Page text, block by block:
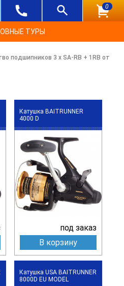
0
ТУРЫ
подшипников 3 x SA-RB + 1RB от
Катушка BAITRUNNER
4000 D
под заказ
В корзину
Катушка USA BAITRUNNER
8000D EU MODEL